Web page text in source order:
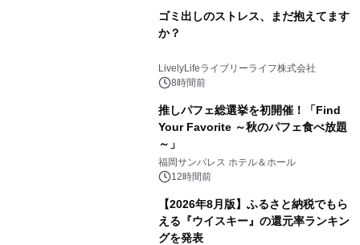
ゴミ出しのストレス、まだ抱えてます
か？
LivelyLifeライブリーライフ株式会社
8時間前
推しパフェ総選挙を初開催！「Find
Your Favorite ～秋のパフェ食べ放題
～」
福岡サンパレス ホテル＆ホール
12時間前
【2026年8月版】ふるさと納税でもら
える『ウイスキー』の還元率ランキン
グを発表